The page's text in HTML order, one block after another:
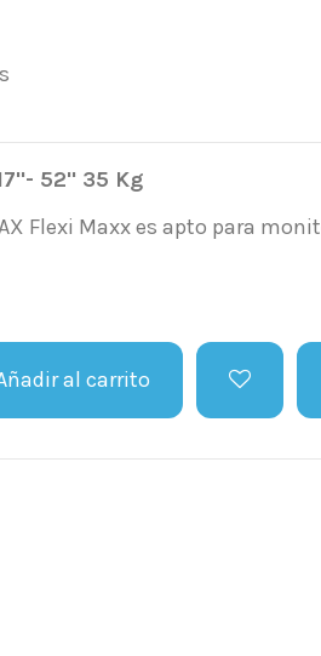
52" 35 Kg
Flexi Maxx es apto para
al carrito